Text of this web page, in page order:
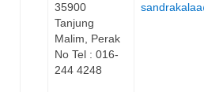
35900
Tanjung
Malim, Perak
No Tel : 016-
244 4248